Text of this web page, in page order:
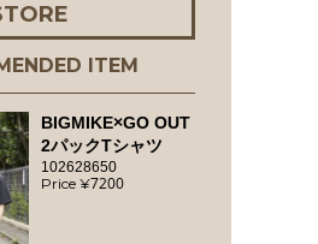
ITEM
BIGMIKE×GO OUT
2パックTシャツ
102628650
7200